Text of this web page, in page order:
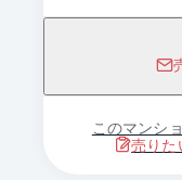
このマンシ
売りた